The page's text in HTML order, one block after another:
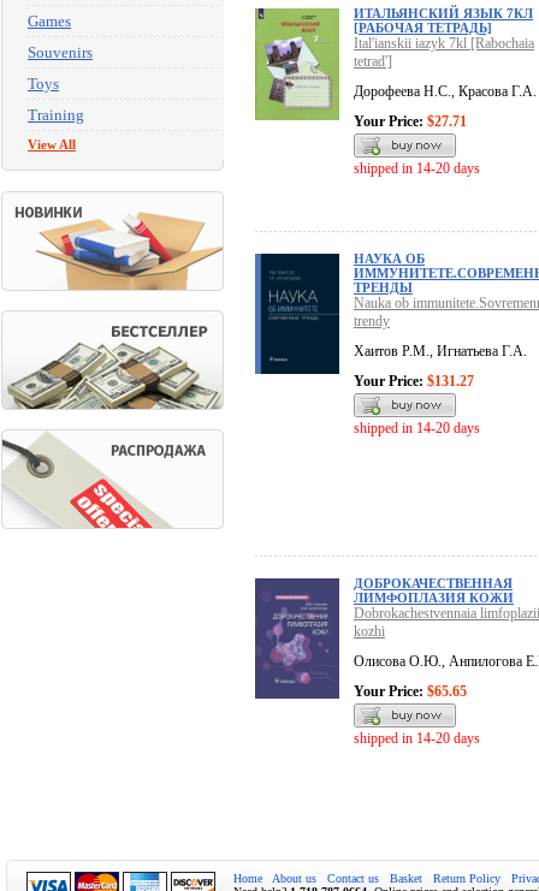
Games
Souvenirs
Toys
Training
View All
ИТАЛЬЯНСКИЙ ЯЗЫК 7КЛ
[РАБОЧАЯ ТЕТРАДЬ]
Ital'ianskii iazyk 7kl [Rabochaia
tetrad']
Дорофеева Н.С., Красова Г.А.
Your Price: $27.71
shipped in 14-20 days
НАУКА ОБ
ТРЕНДЫ
Nauka ob
trendy
Хаитов Р.М., Игнатьева Г.А.
Your Price: $131.27
shipped in 14-20 days
ДОБРОКАЧЕСТВЕННАЯ
ЛИМФОПЛАЗИЯ КОЖИ
Dobrokachestvennaia
kozhi
Олисова О.Ю., Анпилогова
Your Price: $65.65
shipped in 14-20 days
Home About us Contact us Basket Return Policy